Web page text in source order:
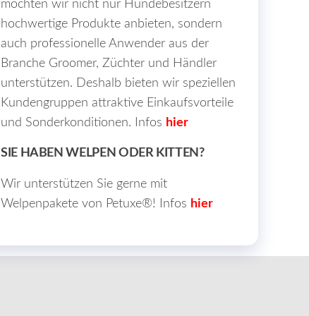
möchten wir nicht nur Hundebesitzern
hochwertige Produkte anbieten, sondern
auch professionelle Anwender aus der
Branche Groomer, Züchter und Händler
unterstützen. Deshalb bieten wir speziellen
Kundengruppen attraktive Einkaufsvorteile
und Sonderkonditionen. Infos hier
SIE HABEN WELPEN ODER KITTEN?
Wir unterstützen Sie gerne mit
Welpenpakete von Petuxe®! Infos hier